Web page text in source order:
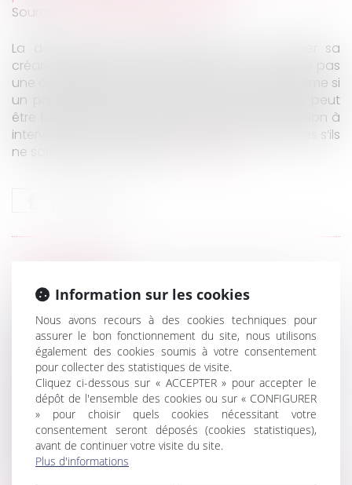
Source :
La demande d’un héritier tendant à voir fixer sa
créance à l’égard de la succession ne constitue pas
une opération de partage. Elle est recevable même si
un partage judiciaire n’a pas été ordonné. Elle peut
être formée contre un seul héritier mais la décision à
intervenir sera inopposable aux autres indivisaires s’ils
ne sont pas mis en cause...
Retour sur la notion de taux effectif global
Retard dans la construction de logements
étudiants : mise en place de mesures
Covid-19 : le point sur deux mesures sociales en
matière de maladie
Divorce : la révision des rentes viagères fixées
avant le 1er juillet 2000 est constitutionnelle
Télétravail -Droit à la déconnexion : ce qui est
prévu, ce qui ne l'est pas
Information sur les cookies
Nous avons recours à des cookies techniques pour
assurer le bon fonctionnement du site, nous utilisons
également des cookies soumis à votre consentement
pour collecter des statistiques de visite.
Cliquez ci-dessous sur « ACCEPTER » pour accepter le
dépôt de l'ensemble des cookies ou sur « CONFIGURER
» pour choisir quels cookies nécessitant votre
consentement seront déposés (cookies statistiques),
avant de continuer votre visite du site.
Plus d'informations